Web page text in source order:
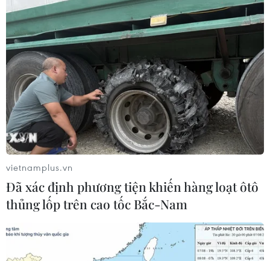
vietnamplus.vn
Đã xác định phương tiện khiến hàng loạt ôtô
thủng lốp trên cao tốc Bắc-Nam